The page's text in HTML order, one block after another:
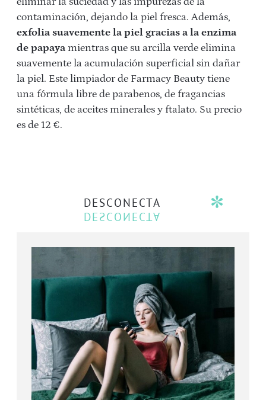
contaminación, dejando la piel fresca. Además,
exfolia suavemente la piel gracias a la enzima
de papaya mientras que su arcilla verde elimina
suavemente la acumulación superficial sin dañar
la piel. Este limpiador de Farmacy Beauty tiene
una fórmula libre de parabenos, de fragancias
sintéticas, de aceites minerales y ftalato. Su precio
es de 12 €.
DESCONECTA